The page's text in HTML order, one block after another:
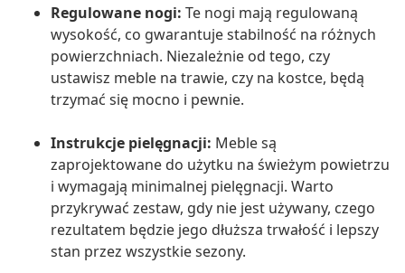
Regulowane nogi: Te nogi mają regulowaną
wysokość, co gwarantuje stabilność na różnych
powierzchniach. Niezależnie od tego, czy
ustawisz meble na trawie, czy na kostce, będą
trzymać się mocno i pewnie.
Instrukcje pielęgnacji: Meble są
zaprojektowane do użytku na świeżym powietrzu
i wymagają minimalnej pielęgnacji. Warto
przykrywać zestaw, gdy nie jest używany, czego
rezultatem będzie jego dłuższa trwałość i lepszy
stan przez wszystkie sezony.